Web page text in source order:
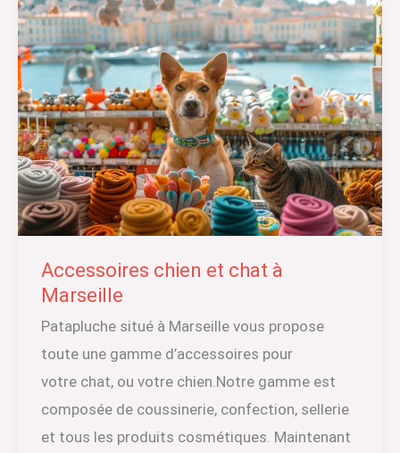
Accessoires chien et chat à
Marseille
Patapluche situé à Marseille vous propose
toute une gamme d’accessoires pour
votre chat, ou votre chien.Notre gamme est
composée de coussinerie, confection, sellerie
et tous les produits cosmétiques. Maintenant